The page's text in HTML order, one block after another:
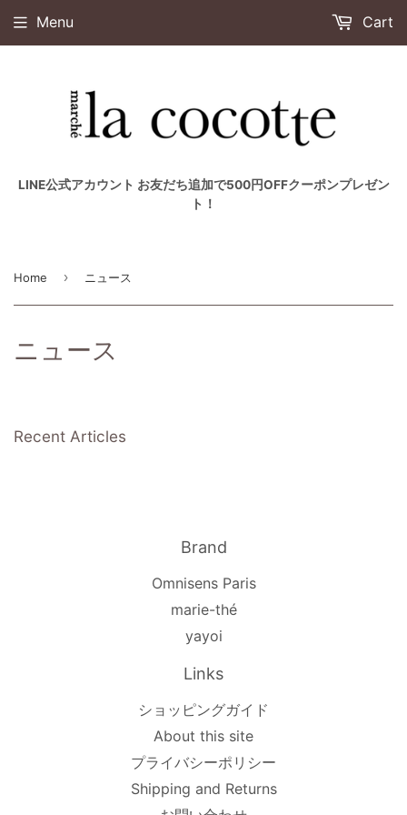
LINE公式アカウント お友だち追加で500円OFFクーポンプレゼン
ト！
Menu Cart
Home › ニュース
ニュース
Recent Articles
Brand
Omnisens Paris
marie-thé
yayoi
Links
ショッピングガイド
About this site
プライバシーポリシー
Shipping and Returns